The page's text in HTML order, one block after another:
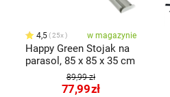
4,5 25x w magazynie
Happy Green Stojak na
parasol, 85 x 85 x 35 cm
89,99 zł
77,99zł